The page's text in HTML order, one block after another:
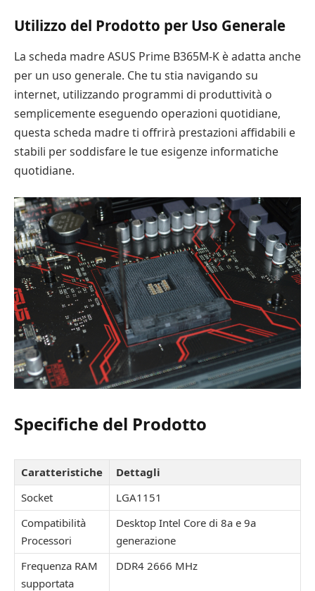
Utilizzo del Prodotto per Uso Generale
La scheda madre ASUS Prime B365M-K è adatta anche
per un uso generale. Che tu stia navigando su
internet, utilizzando programmi di produttività o
semplicemente eseguendo operazioni quotidiane,
questa scheda madre ti offrirà prestazioni affidabili e
stabili per soddisfare le tue esigenze informatiche
quotidiane.
Specifiche del Prodotto
Caratteristiche
Dettagli
Socket
LGA1151
Compatibilità
Processori
Desktop Intel Core di 8a e 9a
generazione
Frequenza RAM
supportata
DDR4 2666 MHz